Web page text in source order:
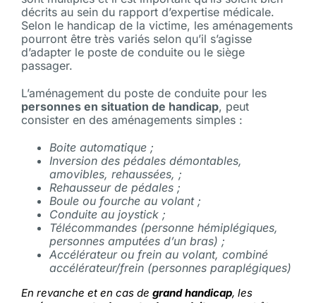
décrits au sein du rapport d’expertise médicale.
Selon le handicap de la victime, les aménagements
pourront être très variés selon qu’il s’agisse
d’adapter le poste de conduite ou le siège
passager.
L’aménagement du poste de conduite pour les
personnes en situation de handicap, peut
consister en des aménagements simples :
Boite automatique ;
Inversion des pédales démontables,
amovibles, rehaussées, ;
Rehausseur de pédales ;
Boule ou fourche au volant ;
Conduite au joystick ;
Télécommandes (personne hémiplégiques,
personnes amputées d’un bras) ;
Accélérateur ou frein au volant, combiné
accélérateur/frein (personnes paraplégiques)
En revanche et en cas de grand handicap, les